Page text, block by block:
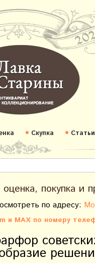
Скупка Статьи
покупка и
по адресу:
и MAX по номеру